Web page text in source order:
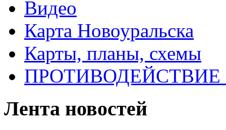
Видео
Карта Новоуральска
Карты, планы, схемы
Лента новостей